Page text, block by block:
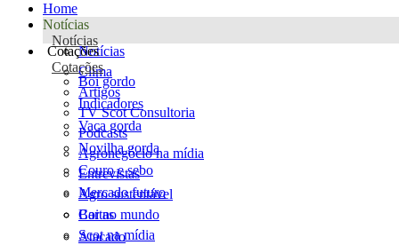
Home
Notícias
Notícias
Notícias
Clima
Artigos
TV Scot Consultoria
Podcasts
Agronegócio na mídia
Entrevistas
Agro sustentável
Cartas
Scot na mídia
Cotações
Cotações
Boi gordo
Indicadores
Vaca gorda
Novilha gorda
Couro e sebo
Mercado futuro
Boi no mundo
Atacado